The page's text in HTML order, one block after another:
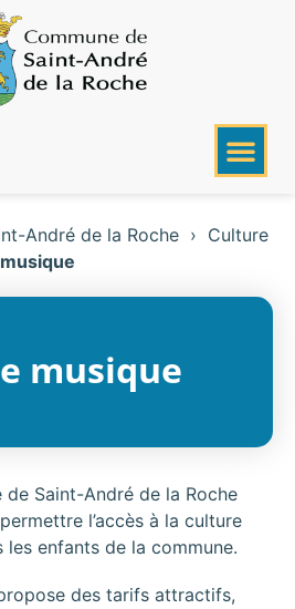
André de la Roche › Culture
musique
de Saint-André de la Roche
l’accès à la culture
les enfants de la commune.
des tarifs attractifs,